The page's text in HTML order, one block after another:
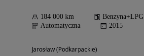
184 000 km
Benzyna+LPG
Automatyczna
2015
Jarosław (Podkarpackie)